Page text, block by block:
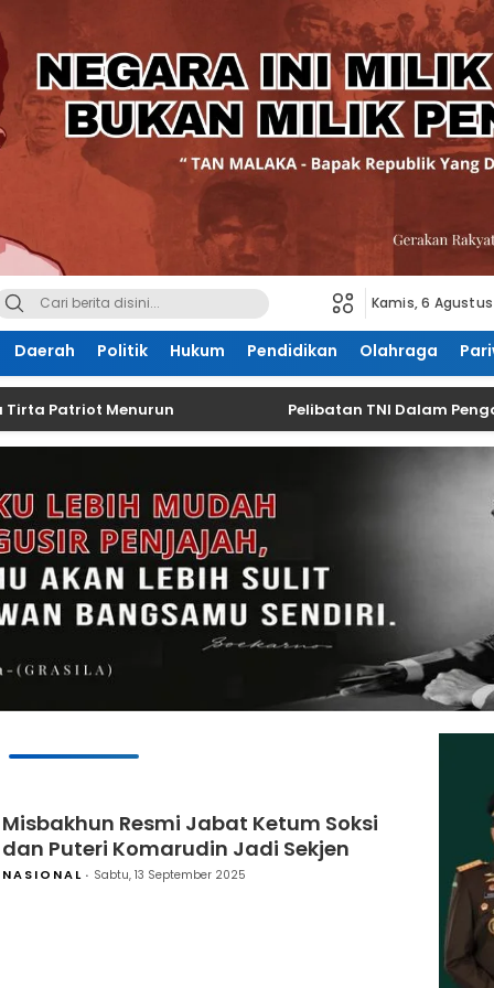
Kamis, 6
Daerah Politik Hukum Pendidikan Olahraga
Menurun Pelibatan TNI Dalam
Misbakhun Resmi Jabat Ketum Soksi
dan Puteri Komarudin Jadi Sekjen
NASIONAL Sabtu, 13 September 2025